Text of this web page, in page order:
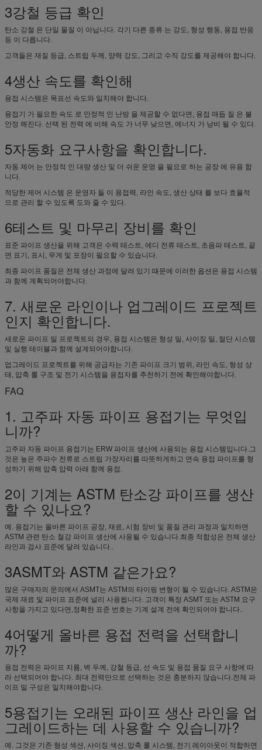
3강철 등급 확인
탄소 강철 은 단일 물질 이 아닙니다. 각기 다른 종류 는 강도, 형성 행동, 용접 반응
등 이 다릅니다.
고객들은 재질 등급, 스트립 두께, 양력 강도, 그리고 수직 강도를 제공해야 합니다.
4생산 속도를 확인해
용접 시스템은 목표선 속도와 일치해야 합니다.
용접기 가 필요한 속도 로 안정적 인 난방 을 제공할 수 없다면, 용접 매듭 질 은 불
안정 해진다. 선택 된 전력 에 비해 속도 가 너무 낮으면, 에너지 가 낭비 될 수 있다.
5자동화 요구사항을 확인합니다.
자동 제어 는 안정적 인 대량 생산 및 더 쉬운 운영 을 필요로 하는 공장 에 유용 합
니다.
적당한 제어 시스템 은 운영자 들 이 용접력, 라인 속도, 생산 상태 를 보다 효율적
으로 관리 할 수 있도록 도와 줄 수 있다.
6테스트 및 마무리 장비를 확인
표준 파이프 생산을 위해 고객은 수력 테스트, 에디 전류 테스트, 초음파 테스트, 끝
면 표기, 표시, 무게 및 포장이 필요할 수 있습니다.
최종 파이프 품질은 전체 생산 과정에 달려 있기 때문에 이러한 옵션은 용접 시스템
과 함께 계획되어야합니다.
7. 새로운 라인이나 업그레이드 프로젝트
인지 확인합니다.
새로운 파이프 밀 프로젝트의 경우, 용접 시스템은 형성 밀, 사이징 밀, 절단 시스템
및 실행 테이블과 함께 설계되어야합니다.
업그레이드 프로젝트를 위해 공급자는 기존 파이프 크기 범위, 라인 속도, 형성 상
태, 압축 롤 구조 및 전기 시스템을 용접자를 추천하기 전에 확인해야합니다.
FAQ
1. 고주파 자동 파이프 용접기는 무엇입
니까?
고주파 자동 파이프 용접기는 ERW 파이프 생산에 사용되는 용접 시스템입니다.그
것은 높은 주파수 전류로 스트립 가장자리를 따뜻하게하고 연속 용접 파이프를 형
성하기 위해 압축 압력 아래 함께 용접.
2이 기계는 ASTM 탄소강 파이프를 생산
할 수 있나요?
예. 용접기는 올바른 파이프 공장, 재료, 시험 장비 및 품질 관리 과정과 일치하면
ASTM 관련 탄소 철강 파이프 생산에 사용될 수 있습니다.최종 적합성은 전체 생산
라인과 검사 표준에 달려 있습니다..
3ASMT와 ASTM 같은가요?
많은 구매자의 문의에서 ASMT는 ASTM의 타이핑 변형이 될 수 있습니다. ASTM은
국제 재료 및 파이프 표준에 널리 사용됩니다. 고객이 특정 ASMT 또는 ASTM 요구
사항을 가지고 있다면,정확한 표준 번호는 기계 설계 전에 확인되어야 합니다..
4어떻게 올바른 용접 전력을 선택합니
까?
용접 전력은 파이프 지름, 벽 두께, 강철 등급, 선 속도 및 용접 품질 요구 사항에 따
라 선택되어야 합니다. 최대 전력만으로 선택하는 것은 충분하지 않습니다.전체 파
이프 밀 구성은 일치해야합니다.
5용접기는 오래된 파이프 생산 라인을 업
그레이드하는 데 사용할 수 있습니까?
예. 그것은 기존 형성 섹션, 사이징 섹션, 압축 롤 시스템, 전기 레이아웃이 적합하면